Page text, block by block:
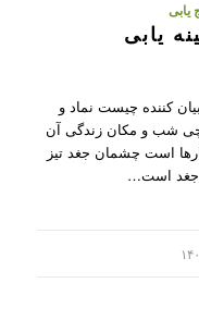
یابی
یابی
کننده چیست نماد و
شب و مکان زندگی آن
است چشمان جغد تیز
جغد است…